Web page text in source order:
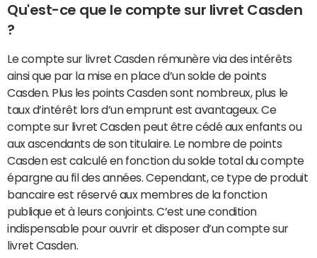
Qu'est-ce que le compte sur livret Casden
?
Le compte sur livret Casden rémunère via des intérêts
ainsi que par la mise en place d’un solde de points
Casden. Plus les points Casden sont nombreux, plus le
taux d’intérêt lors d’un emprunt est avantageux. Ce
compte sur livret Casden peut être cédé aux enfants ou
aux ascendants de son titulaire. Le nombre de points
Casden est calculé en fonction du solde total du compte
épargne au fil des années. Cependant, ce type de produit
bancaire est réservé aux membres de la fonction
publique et à leurs conjoints. C’est une condition
indispensable pour ouvrir et disposer d’un compte sur
livret Casden.